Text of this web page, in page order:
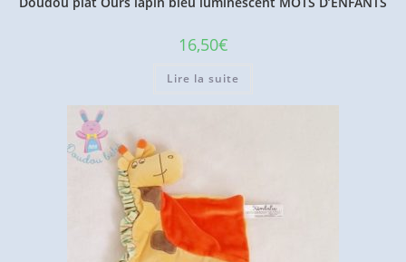
16,50€
Lire la suite